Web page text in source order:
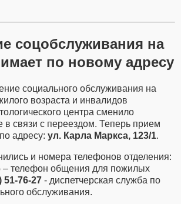
соцобслуживания на
по новому адресу
социального обслуживания на
возраста и инвалидов
центра сменило
в связи с переездом. Теперь прием
адресу: ул. Карла Маркса, 123/1.
и номера телефонов отделения:
– телефон общения для пожилых
51-76-27 - диспетчерская служба по
обслуживания.